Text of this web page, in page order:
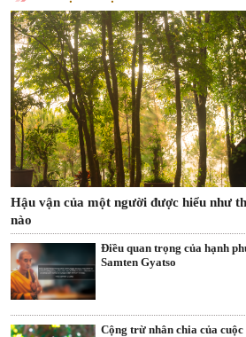
Hậu vận của một người được hiểu như
nào
Điều quan trọng của hạnh
Samten Gyatso
Cộng trừ nhân chia của cuộc